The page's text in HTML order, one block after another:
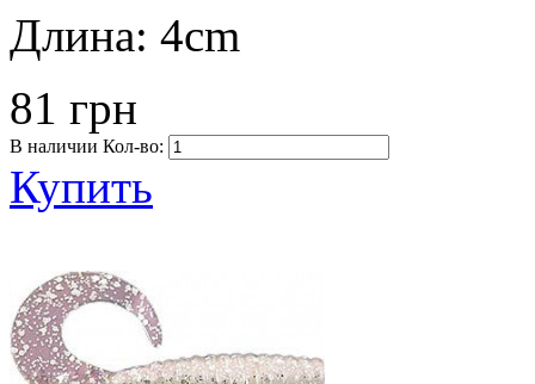
Длина: 4cm
81 грн
В наличии Кол-во:
Купить